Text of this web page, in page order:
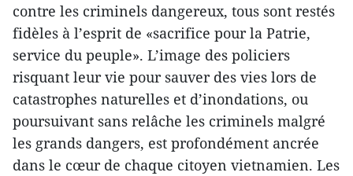
contre les criminels dangereux, tous sont restés
fidèles à l’esprit de «sacrifice pour la Patrie,
service du peuple». L’image des policiers
risquant leur vie pour sauver des vies lors de
catastrophes naturelles et d’inondations, ou
poursuivant sans relâche les criminels malgré
les grands dangers, est profondément ancrée
dans le cœur de chaque citoyen vietnamien. Les